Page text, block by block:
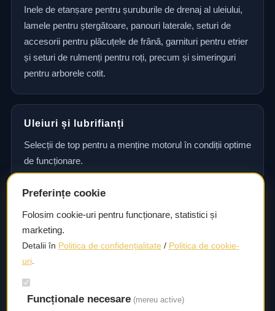
Inele de etanșare pentru șuruburile de drenaj al uleiului,
lamele pentru ștergătoare, panouri laterale, seturi de
accesorii pentru plăcuțele de frână, garnituri pentru etrier
și seturi de rulmenți pentru roți, precum și simeringuri
pentru arborele cotit.
Uleiuri și lubrifianți
Selecții de top pentru a menține motorul în condiții optime
de funcționare.
Consultanță și asistență tehnică
Consultanță și asistență tehnică pentru alegerea pieselor
potrivite și efectuarea reparațiilor sau întreținerii corecte.
Livrare rapidă
Preferințe cookie
Folosim cookie-uri pentru funcționare, statistici și
marketing.
Detalii în Politica de confidențialitate / Politica de cookie-
uri.
Funcționale necesare (mereu active)